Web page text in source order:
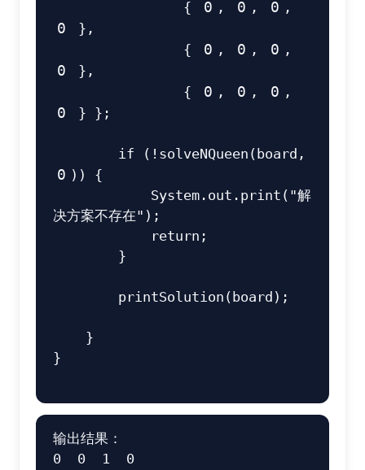
{ 0 , 0 , 0 ,
0
} ,
{
0 , 0 , 0 ,
0
} ,
{
0 , 0 , 0 ,
0
} } ;
if ( ! solveNQueen ( board ,
0 ) )
{
System . out . print ( "解
决方案不存在" ) ;
return ;
}
printSolution ( board ) ;
}
}
输出结果：
0  0  1  0